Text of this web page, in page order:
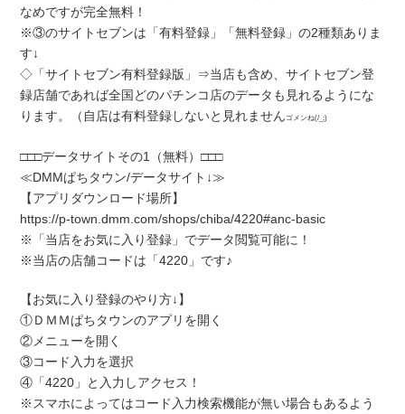
なめですが完全無料！
※③のサイトセブンは「有料登録」「無料登録」の2種類ありま
す↓
◇「サイトセブン有料登録版」⇒当店も含め、サイトセブン登
録店舗であれば全国どのパチンコ店のデータも見れるようにな
ります。（自店は有料登録しないと見れません ゴメンね(/_;)
□□□データサイトその1（無料）□□□
≪DMMぱちタウン/データサイト↓≫
【アプリダウンロード場所】
https://p-town.dmm.com/shops/chiba/4220#anc-basic
※「当店をお気に入り登録」でデータ閲覧可能に！
※当店の店舗コードは「4220」です♪
【お気に入り登録のやり方↓】
①ＤＭＭぱちタウンのアプリを開く
②メニューを開く
③コード入力を選択
④「4220」と入力しアクセス！
※スマホによってはコード入力検索機能が無い場合もあるよう